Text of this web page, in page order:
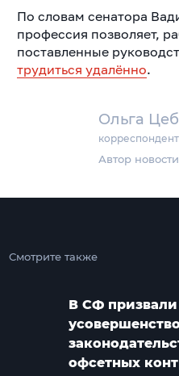
Ольга
корреспондент
Автор новости
По словам сенатора
профессия позволяет,
поставленные
трудиться удалённо.
Смотрите также
В СФ призвали
офсетных